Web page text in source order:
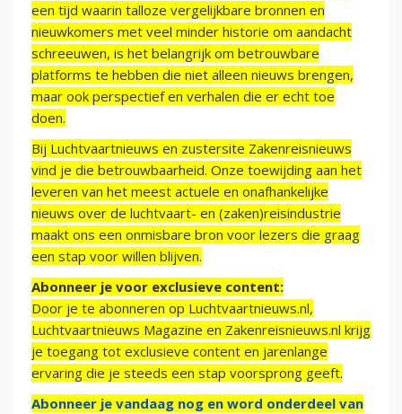
een tijd waarin talloze vergelijkbare bronnen en
nieuwkomers met veel minder historie om aandacht
schreeuwen, is het belangrijk om betrouwbare
platforms te hebben die niet alleen nieuws brengen,
maar ook perspectief en verhalen die er echt toe
doen.
Bij Luchtvaartnieuws en zustersite Zakenreisnieuws
vind je die betrouwbaarheid. Onze toewijding aan het
leveren van het meest actuele en onafhankelijke
nieuws over de luchtvaart- en (zaken)reisindustrie
maakt ons een onmisbare bron voor lezers die graag
een stap voor willen blijven.
Abonneer je voor exclusieve content:
Door je te abonneren op Luchtvaartnieuws.nl,
Luchtvaartnieuws Magazine en Zakenreisnieuws.nl krijg
je toegang tot exclusieve content en jarenlange
ervaring die je steeds een stap voorsprong geeft.
Abonneer je vandaag nog en word onderdeel van